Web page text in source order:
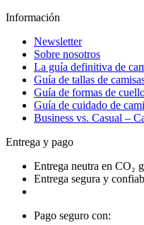
Información
Newsletter
Sobre nosotros
La guía definitiva de
Guía de tallas de
Guía de formas de
Guía de cuidado de
Business vs. Casual –
Entrega y pago
Entrega neutra en CO₂
Entrega segura y
Pago seguro con: